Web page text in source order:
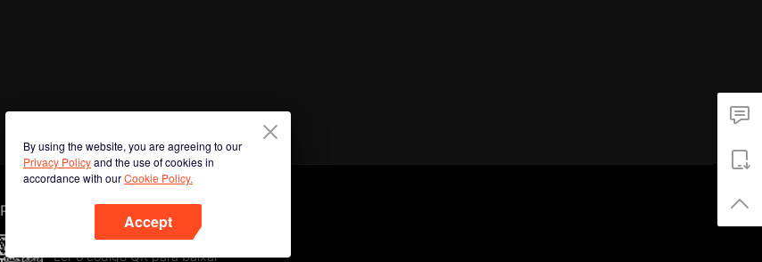
By using the website, you are agreeing to our
Privacy Policyand the use of cookies in
accordance with ourCookie Policy.
Accept
Phone
Ler o código QR para baixar